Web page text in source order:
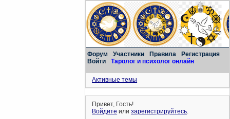
Форум Участники Правила
Регистрация
Войти
Таролог и психолог онлайн
Активные темы
Привет, Гость!
Войдите илизарегистрируйтесь.